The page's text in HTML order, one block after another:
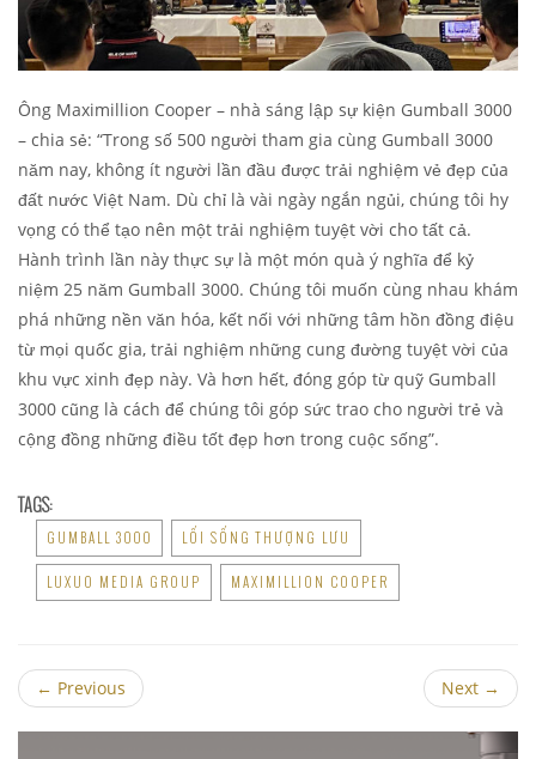
Ông Maximillion Cooper – nhà sáng lập sự kiện Gumball 3000
– chia sẻ: “Trong số 500 người tham gia cùng Gumball 3000
năm nay, không ít người lần đầu được trải nghiệm vẻ đẹp của
đất nước Việt Nam. Dù chỉ là vài ngày ngắn ngủi, chúng tôi hy
vọng có thể tạo nên một trải nghiệm tuyệt vời cho tất cả.
Hành trình lần này thực sự là một món quà ý nghĩa để kỷ
niệm 25 năm Gumball 3000. Chúng tôi muốn cùng nhau khám
phá những nền văn hóa, kết nối với những tâm hồn đồng điệu
từ mọi quốc gia, trải nghiệm những cung đường tuyệt vời của
khu vực xinh đẹp này. Và hơn hết, đóng góp từ quỹ Gumball
3000 cũng là cách để chúng tôi góp sức trao cho người trẻ và
cộng đồng những điều tốt đẹp hơn trong cuộc sống”.
TAGS:
GUMBALL 3000 LỐI SỐNG THƯỢNG LƯU
LUXUO MEDIA GROUP MAXIMILLION COOPER
← Previous Next →